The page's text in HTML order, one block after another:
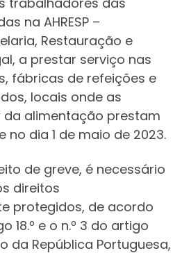
na AHRESP –
Restauração e
a prestar serviço nas
fábricas de refeições e
locais onde as
alimentação prestam
no dia 1 de maio de 2023.
de greve, é necessário
direitos
protegidos, de acordo
18.º e o n.º 3 do artigo
da República Portuguesa,